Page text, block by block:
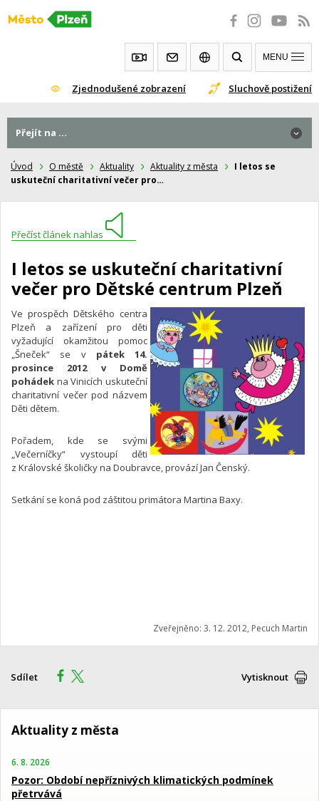
Přeskočit
Zjednodušené zobrazení Sluchově postižení
MENU
Úvod O městě Aktuality Aktuality z města
I letos se
uskuteční charitativní večer pro…
Přečíst článek nahlas
I letos se uskuteční charitativní
večer pro Dětské centrum Plzeň
Ve prospěch Dětského centra
Plzeň a zařízení pro děti
vyžadující okamžitou pomoc
„Šneček“ se v pátek 14.
prosince 2012 v Domě
pohádek na Vinicích uskuteční
charitativní večer pod názvem
Děti dětem.
Pořadem, kde se svými
„Večerníčky“ vystoupí děti
z Královské školičky na Doubravce, provází Jan Čenský.
Setkání se koná pod záštitou primátora Martina Baxy.
Zveřejněno: 3. 12. 2012, Pecuch Martin
Sdílet Vytisknout
Přejít na ...
Aktuality z města
6. 8. 2026
Pozor: Období nepříznivých klimatických podmínek
přetrvává